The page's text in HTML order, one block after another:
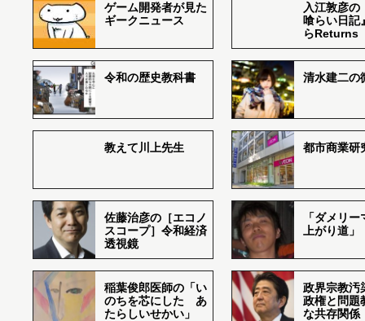
ゲーム開発者が見た
ギークニュース
入江敦彦の
喰らい日記
らReturns
令和の歴史教科書 清水建二の
教えて川上先生 都市商業研
佐藤治彦の［エコノ
スコープ］令和経済
透視鏡
「ダメリ
上がり道」
稲葉俊郎医師の「い
のちを芯にした あ
たらしいせかい」
政界宗教汚
政権と問題
な共存関係